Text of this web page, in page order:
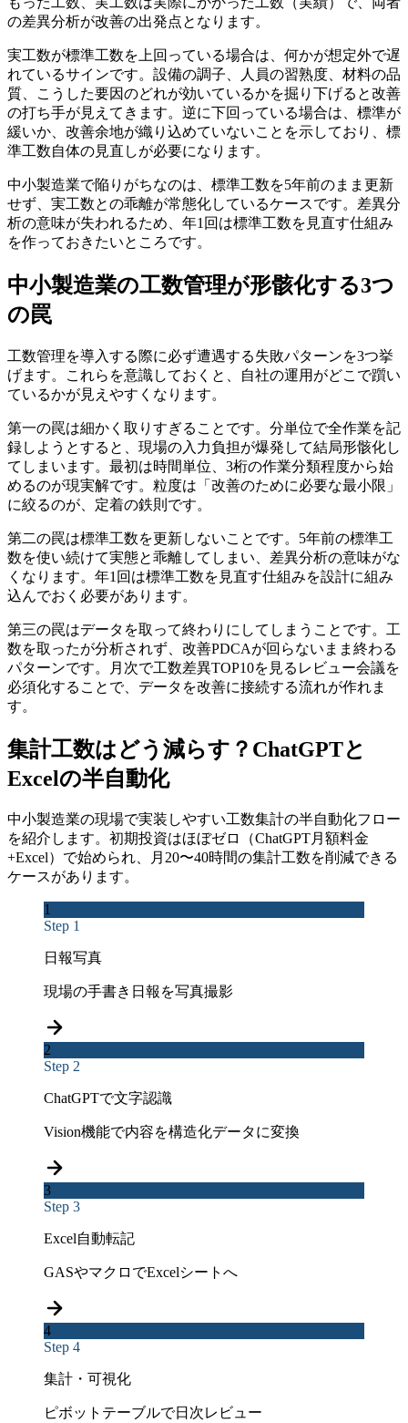
の差異分析が改善の出発点となります。
実工数が標準工数を上回っている場合は、何かが想定外で遅
れているサインです。設備の調子、人員の習熟度、材料の品
質、こうした要因のどれが効いているかを掘り下げると改善
の打ち手が見えてきます。逆に下回っている場合は、標準が
緩いか、改善余地が織り込めていないことを示しており、標
準工数自体の見直しが必要になります。
中小製造業で陥りがちなのは、標準工数を5年前のまま更新
せず、実工数との乖離が常態化しているケースです。差異分
析の意味が失われるため、年1回は標準工数を見直す仕組み
を作っておきたいところです。
中小製造業の工数管理が形骸化する3つ
の罠
工数管理を導入する際に必ず遭遇する失敗パターンを3つ挙
げます。これらを意識しておくと、自社の運用がどこで躓い
ているかが見えやすくなります。
第一の罠は細かく取りすぎることです。分単位で全作業を記
録しようとすると、現場の入力負担が爆発して結局形骸化し
てしまいます。最初は時間単位、3桁の作業分類程度から始
めるのが現実解です。粒度は「改善のために必要な最小限」
に絞るのが、定着の鉄則です。
第二の罠は標準工数を更新しないことです。5年前の標準工
数を使い続けて実態と乖離してしまい、差異分析の意味がな
くなります。年1回は標準工数を見直す仕組みを設計に組み
込んでおく必要があります。
第三の罠はデータを取って終わりにしてしまうことです。工
数を取ったが分析されず、改善PDCAが回らないまま終わる
パターンです。月次で工数差異TOP10を見るレビュー会議を
必須化することで、データを改善に接続する流れが作れま
す。
集計工数はどう減らす？ChatGPTと
Excelの半自動化
中小製造業の現場で実装しやすい工数集計の半自動化フロー
を紹介します。初期投資はほぼゼロ（ChatGPT月額料金
+Excel）で始められ、月20〜40時間の集計工数を削減できる
ケースがあります。
1
Step 1
日報写真
現場の手書き日報を写真撮影
2
Step 2
ChatGPTで文字認識
Vision機能で内容を構造化データに変換
3
Step 3
Excel自動転記
GASやマクロでExcelシートへ
4
Step 4
集計・可視化
ピボットテーブルで日次レビュー